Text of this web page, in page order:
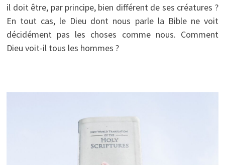
il doit être, par principe, bien différent de ses créatures ?
En tout cas, le Dieu dont nous parle la Bible ne voit
décidément pas les choses comme nous. Comment
Dieu voit-il tous les hommes ?